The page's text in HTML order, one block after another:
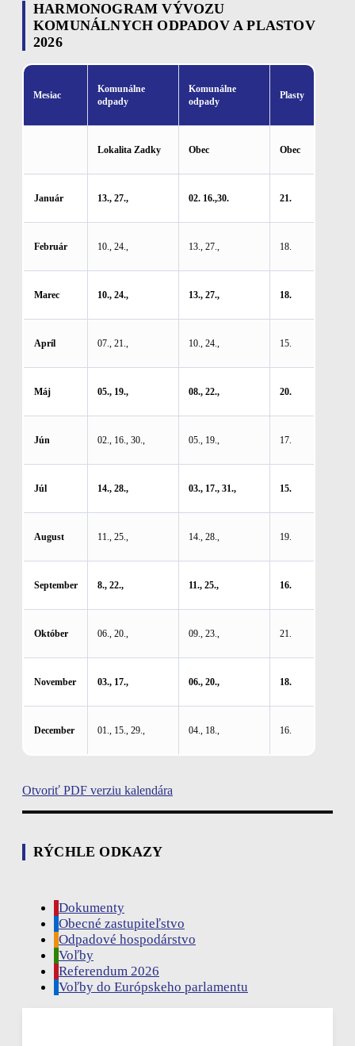
HARMONOGRAM VÝVOZU
KOMUNÁLNYCH ODPADOV A PLASTOV
2026
Mesiac
Komunálne
odpady
Komunálne
odpady
Plasty
Lokalita Zadky Obec Obec
Január 13., 27., 02. 16.,30. 21.
Február 10., 24., 13., 27., 18.
Marec 10., 24., 13., 27., 18.
Apríl 07., 21., 10., 24., 15.
Máj 05., 19., 08., 22., 20.
Jún 02., 16., 30., 05., 19., 17.
Júl 14., 28., 03., 17., 31., 15.
August 11., 25., 14., 28., 19.
September 8., 22., 11., 25., 16.
Október 06., 20., 09., 23., 21.
November 03., 17., 06., 20., 18.
December 01., 15., 29., 04., 18., 16.
Otvoriť PDF verziu kalendára
RÝCHLE ODKAZY
Dokumenty
Obecné zastupiteľstvo
Odpadové hospodárstvo
Voľby
Referendum 2026
Voľby do Európskeho parlamentu